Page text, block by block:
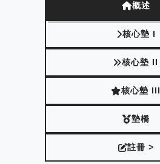
概述
核心墊 I
核心墊 II
核心墊 III
墊橋
註冊 >